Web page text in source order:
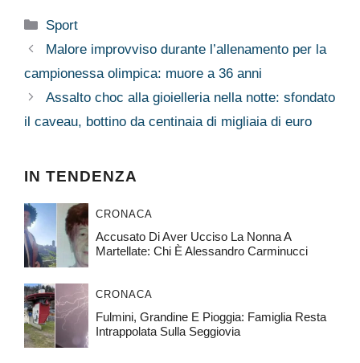
Categorie
Sport
Malore improvviso durante l’allenamento per la
campionessa olimpica: muore a 36 anni
Assalto choc alla gioielleria nella notte: sfondato
il caveau, bottino da centinaia di migliaia di euro
IN TENDENZA
CRONACA
Accusato Di Aver Ucciso La Nonna A
Martellate: Chi È Alessandro Carminucci
CRONACA
Fulmini, Grandine E Pioggia: Famiglia Resta
Intrappolata Sulla Seggiovia